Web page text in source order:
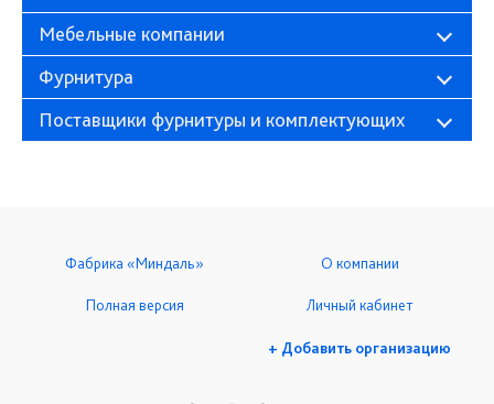
Мебельные компании
Фурнитура
Поставщики фурнитуры и комплектующих
Фабрика «Миндаль» О компании
Полная версия Личный кабинет
+ Добавить организацию